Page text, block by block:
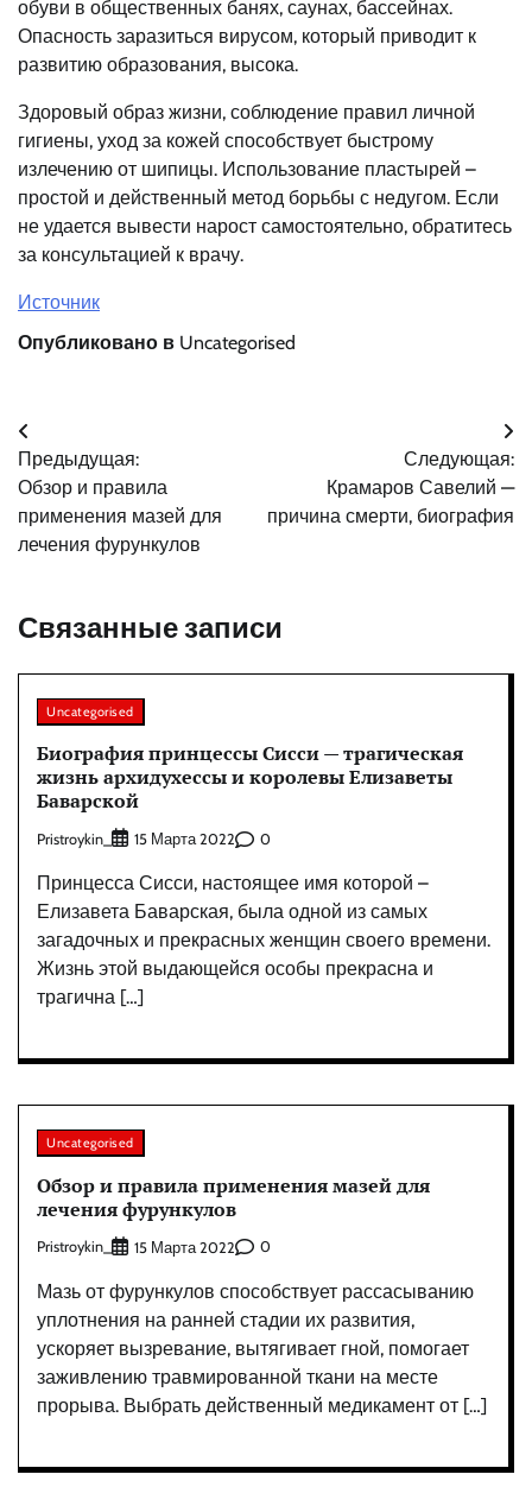
обуви в общественных банях, саунах, бассейнах.
Опасность заразиться вирусом, который приводит к
развитию образования, высока.
Здоровый образ жизни, соблюдение правил личной
гигиены, уход за кожей способствует быстрому
излечению от шипицы. Использование пластырей –
простой и действенный метод борьбы с недугом. Если
не удается вывести нарост самостоятельно, обратитесь
за консультацией к врачу.
Источник
Опубликовано в Uncategorised
Навигация
по
записям
Предыдущая:
Обзор и правила
применения мазей для
лечения фурункулов
Следующая:
Крамаров Савелий —
причина смерти, биография
Связанные записи
Uncategorised
Биография принцессы Сисси — трагическая
жизнь архидухессы и королевы Елизаветы
Баварской
Pristroykin_ 15 Марта 2022 0
Принцесса Сисси, настоящее имя которой –
Елизавета Баварская, была одной из самых
загадочных и прекрасных женщин своего времени.
Жизнь этой выдающейся особы прекрасна и
трагична […]
Uncategorised
Обзор и правила применения мазей для
лечения фурункулов
Pristroykin_ 15 Марта 2022 0
Мазь от фурункулов способствует рассасыванию
уплотнения на ранней стадии их развития,
ускоряет вызревание, вытягивает гной, помогает
заживлению травмированной ткани на месте
прорыва. Выбрать действенный медикамент от […]